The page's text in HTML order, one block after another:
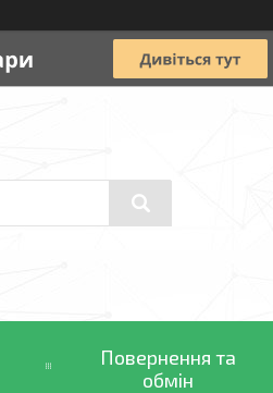
Повернення та
обмін